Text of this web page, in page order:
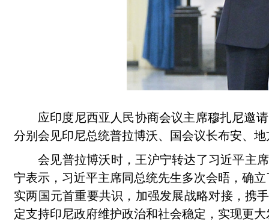
应印度尼西亚人民协商会议主席穆扎尼邀
分别会见印尼总统普拉博沃、国会议长布安、
会见普拉博沃时，王沪宁转达了习近平主
宁表示，习近平主席同总统先生多次会晤，确
实两国元首重要共识，加强发展战略对接，携
定支持印尼政府维护政治和社会稳定，实现更